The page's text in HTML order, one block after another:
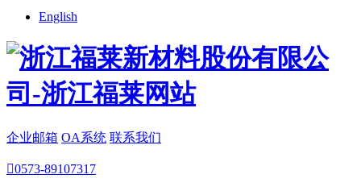
English
企业邮箱 OA系统 联系我们
0573-89107317